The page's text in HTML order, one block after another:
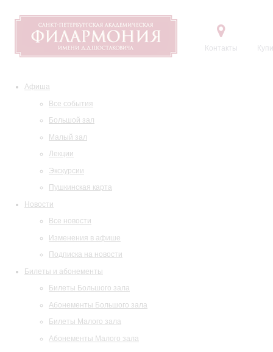
Контакты
Афиша
Все события
Большой зал
Малый зал
Лекции
Экскурсии
Пушкинская карта
Новости
Все новости
Изменения в афише
Подписка на новости
Билеты и абонементы
Билеты Большого зала
Абонементы Большого зала
Билеты Малого зала
Абонементы Малого зала